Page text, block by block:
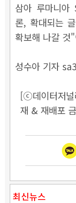
삼아 루마니아
론, 확대되는
확보해 나갈 것
성수아 기자
[ⓒ데이터저널
재 & 재배포
최신뉴스